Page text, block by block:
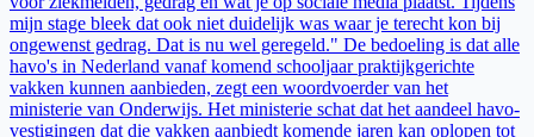
mijn stage bleek dat ook niet duidelijk was waar je terecht kon bij
ongewenst gedrag. Dat is nu wel geregeld." De bedoeling is dat alle
havo's in Nederland vanaf komend schooljaar praktijkgerichte
vakken kunnen aanbieden, zegt een woordvoerder van het
ministerie van Onderwijs. Het ministerie schat dat het aandeel havo-
vestigingen dat die vakken aanbiedt komende jaren kan oplopen tot